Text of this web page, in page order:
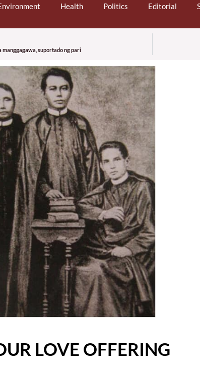
Health Politics Editorial
manggagawa, suportado ng pari
LOVE OFFERING